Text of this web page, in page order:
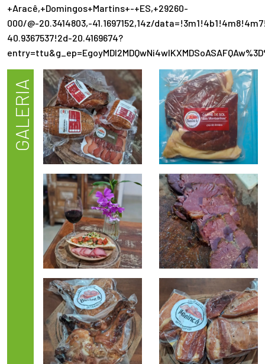
+Aracê,+Domingos+Martins+-+ES,+29260-
000/@-20.3414803,-41.1697152,14z/
40.9367537!2d-20.4169674?
GALERIA